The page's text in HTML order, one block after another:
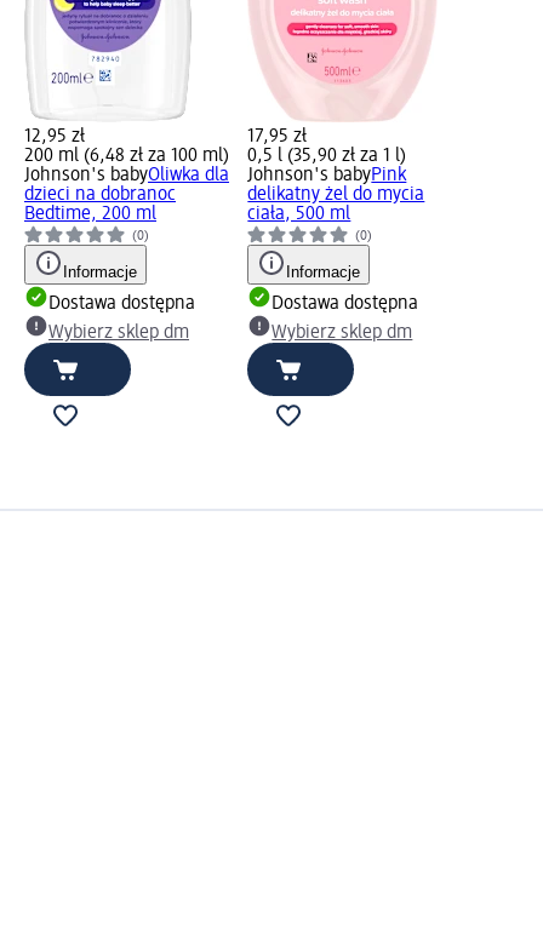
12,95 zł
200 ml (6,48 zł za 100 ml)
Johnson's babyOliwka dla
dzieci na dobranoc
Bedtime, 200 ml
(0)
Informacje
Dostawa dostępna
Wybierz sklep dm
17,95 zł
0,5 l (35,90 zł za 1 l)
Johnson's babyPink
delikatny żel do mycia
ciała, 500 ml
(0)
Informacje
Dostawa dostępna
Wybierz sklep dm